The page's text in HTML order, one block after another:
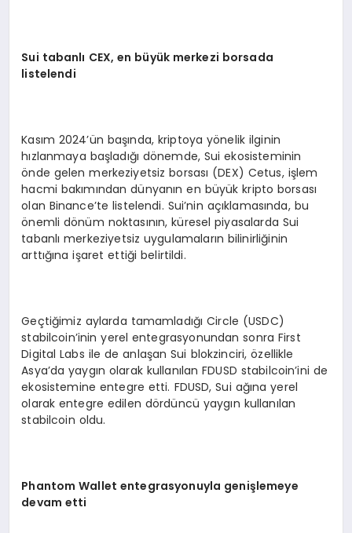
Sui tabanlı CEX, en büyük merkezi borsada
listelendi
Kasım 2024’ün başında, kriptoya yönelik ilginin
hızlanmaya başladığı dönemde, Sui ekosisteminin
önde gelen merkeziyetsiz borsası (DEX) Cetus, işlem
hacmi bakımından dünyanın en büyük kripto borsası
olan Binance’te listelendi. Sui’nin açıklamasında, bu
önemli dönüm noktasının, küresel piyasalarda Sui
tabanlı merkeziyetsiz uygulamaların bilinirliğinin
arttığına işaret ettiği belirtildi.
Geçtiğimiz aylarda tamamladığı Circle (USDC)
stabilcoin’inin yerel entegrasyonundan sonra First
Digital Labs ile de anlaşan Sui blokzinciri, özellikle
Asya’da yaygın olarak kullanılan FDUSD stabilcoin’ini de
ekosistemine entegre etti. FDUSD, Sui ağına yerel
olarak entegre edilen dördüncü yaygın kullanılan
stabilcoin oldu.
Phantom Wallet entegrasyonuyla genişlemeye
devam etti